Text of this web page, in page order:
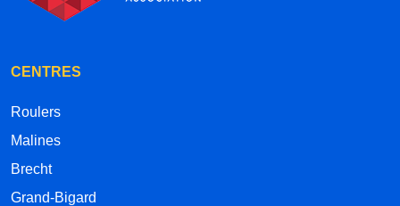
CENTRES
Roulers
Malines
Brecht
Grand-Bigard